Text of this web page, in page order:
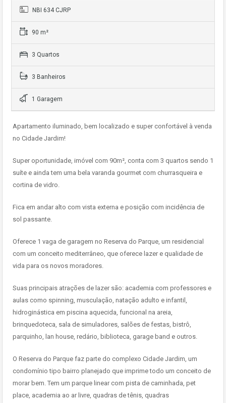
NBI 634 CJRP
90 m²
3 Quartos
3 Banheiros
1 Garagem
Apartamento iluminado, bem localizado e super confortável à venda
no Cidade Jardim!
Super oportunidade, imóvel com 90m², conta com 3 quartos sendo 1
suíte e ainda tem uma bela varanda gourmet com churrasqueira e
cortina de vidro.
Fica em andar alto com vista externa e posição com incidência de
sol passante.
Oferece 1 vaga de garagem no Reserva do Parque, um residencial
com um conceito mediterrâneo, que oferece lazer e qualidade de
vida para os novos moradores.
Suas principais atrações de lazer são: academia com professores e
aulas como spinning, musculação, natação adulto e infantil,
hidroginástica em piscina aquecida, funcional na areia,
brinquedoteca, sala de simuladores, salões de festas, bistrô,
parquinho, lan house, redário, biblioteca, garage band e outros.
O Reserva do Parque faz parte do complexo Cidade Jardim, um
condomínio tipo bairro planejado que imprime todo um conceito de
morar bem. Tem um parque linear com pista de caminhada, pet
place, academia ao ar livre, quadras de tênis, quadras